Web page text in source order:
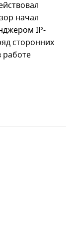
начал
IP-
сторонних
работе